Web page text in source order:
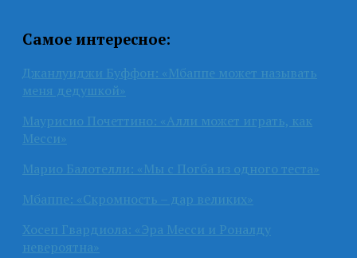
Самое интересное:
Джанлуиджи Буффон: «Мбаппе может называть
меня дедушкой»
Маурисио Почеттино: «Алли может играть, как
Месси»
Марио Балотелли: «Мы с Погба из одного теста»
Мбаппе: «Скромность – дар великих»
Хосеп Гвардиола: «Эра Месси и Роналду
невероятна»